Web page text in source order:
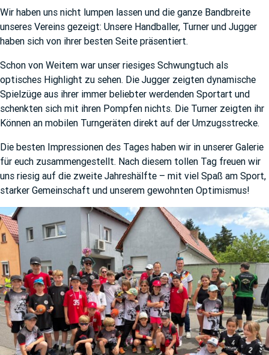
Wir haben uns nicht lumpen lassen und die ganze Bandbreite
unseres Vereins gezeigt: Unsere Handballer, Turner und Jugger
haben sich von ihrer besten Seite präsentiert.
Schon von Weitem war unser riesiges Schwungtuch als
optisches Highlight zu sehen. Die Jugger zeigten dynamische
Spielzüge aus ihrer immer beliebter werdenden Sportart und
schenkten sich mit ihren Pompfen nichts. Die Turner zeigten ihr
Können an mobilen Turngeräten direkt auf der Umzugsstrecke.
Die besten Impressionen des Tages haben wir in unserer Galerie
für euch zusammengestellt. Nach diesem tollen Tag freuen wir
uns riesig auf die zweite Jahreshälfte – mit viel Spaß am Sport,
starker Gemeinschaft und unserem gewohnten Optimismus!